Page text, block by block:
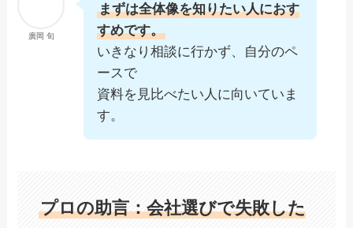
廣岡 旬
まずは全体像を知りたい人におす
すめです。
いきなり相談に行かず、自分のペ
ースで
資料を見比べたい人に向いていま
す。
プロの助言：会社選びで失敗した